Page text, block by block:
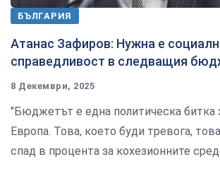
БЪЛГАРИЯ
Атанас Зафиров: Нужна е
справедливост в следващия
8 Декември, 2025
"Бюджетът е една политическа битка
Европа. Това, което буди тревога,
спад в процента за кохезионните